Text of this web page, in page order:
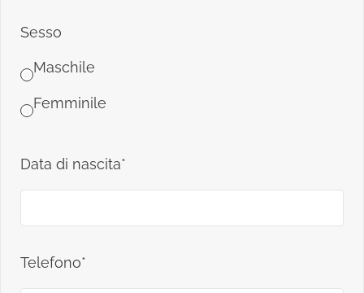
Sesso
Maschile
Femminile
Data di nascita*
Telefono*